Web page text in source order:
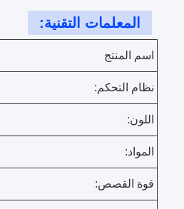
المعلمات التقنية:
اسم المنتج
نظام التحكم:
اللون:
المواد:
قوة القصص: